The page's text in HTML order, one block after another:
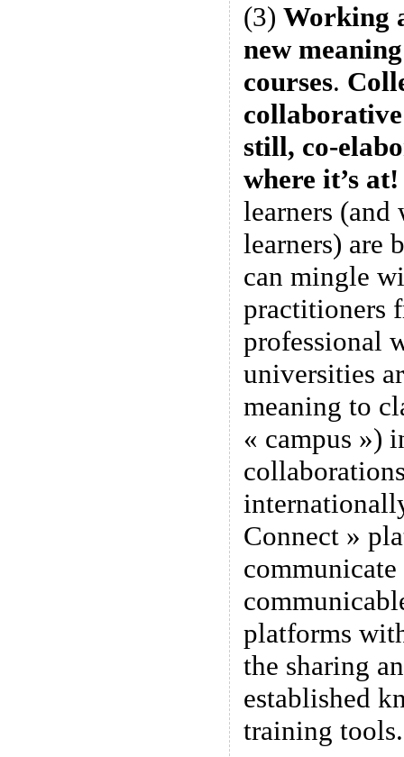
(3) Working
new
courses.
still, co-
where it’s
learners
learners) are
can mingle
practitioners
professional
universities
meaning to
« campus »)
Connect »
communicate
platforms
the sharing
established
training tools.